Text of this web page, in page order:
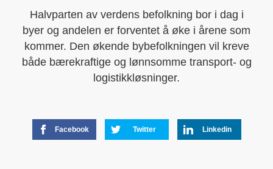
Halvparten av verdens befolkning bor i dag i
byer og andelen er forventet å øke i årene som
kommer. Den økende bybefolkningen vil kreve
både bærekraftige og lønnsomme transport- og
logistikkløsninger.
Facebook Twitter Linkedin